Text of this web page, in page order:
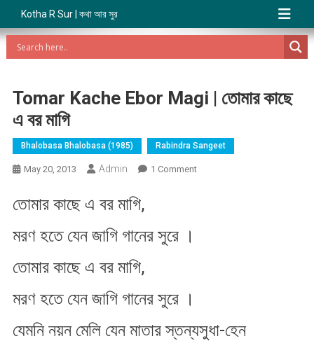
Kotha R Sur | কথা আর সুর
Tomar Kache Ebor Magi | তোমার কাছে
এ বর মাগি
Bhalobasa Bhalobasa (1985) Rabindra Sangeet
May 20, 2013 Admin 1 CommentOn
মাগি
তোমার কাছে এ বর মাগি,
মরণ হতে যেন জাগি গানের সুরে ।
তোমার কাছে এ বর মাগি,
মরণ হতে যেন জাগি গানের সুরে ।
যেমনি নয়ন মেলি যেন মাতার স্তন্যসুধা-হেন